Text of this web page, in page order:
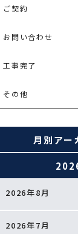
ご契約
お問い合わせ
工事完了
その他
月別アー
2026年8月
2026年7月